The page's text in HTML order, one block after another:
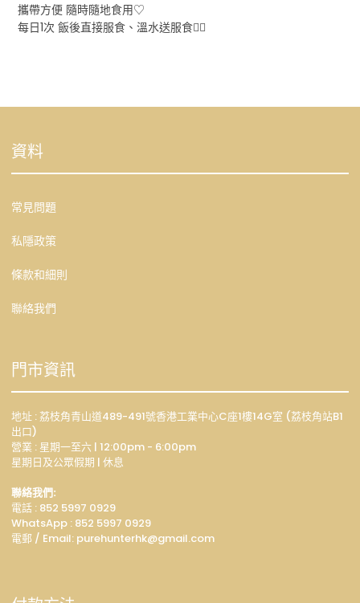
攜帶方便 隨時隨地食用♡
每日1次 飯後直接服食、溫水送服食👌🏻
資料
常見問題
私隱政策
條款和細則
聯絡我們
門市資訊
地址 : 荔枝角青山道489-491號香港工業中心C座1樓14G室 (荔枝角站B1
出口)
營業 : 星期一至六 | 12:00pm - 6:00pm
星期日及公眾假期 | 休息
聯絡我們:
電話 : 852 5997 0929
WhatsApp : 852 5997 0929
電郵 / Email: purehunterhk@gmail.com